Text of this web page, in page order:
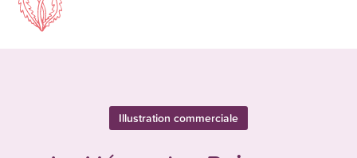
Illustration commerciale